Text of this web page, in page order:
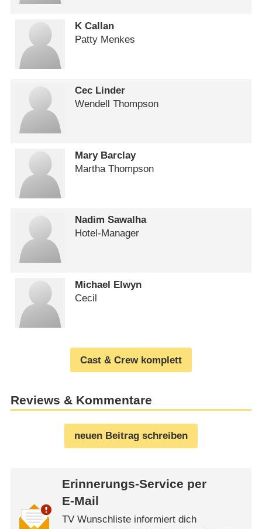
K Callan
Patty Menkes
Cec Linder
Wendell Thompson
Mary Barclay
Martha Thompson
Nadim Sawalha
Hotel-Manager
Michael Elwyn
Cecil
Cast & Crew komplett
Reviews & Kommentare
neuen Beitrag schreiben
Erinnerungs-Service per
E-Mail
TV Wunschliste informiert dich